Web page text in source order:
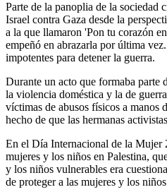
Parte de la panoplia de la sociedad
Israel contra Gaza desde la
a la que llamaron 'Pon tu corazón
empeñó en abrazarla por última
impotentes para detener la guerra.
Durante un acto que formaba parte
la violencia doméstica y la de
víctimas de abusos físicos a manos
hecho de que las hermanas
En el Día Internacional de la Mujer
mujeres y los niños en Palestina,
y los niños vulnerables era
de proteger a las mujeres y los